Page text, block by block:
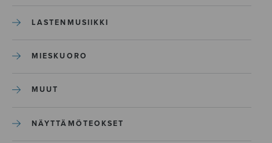
LASTENMUSIIKKI
MIESKUORO
MUUT
NÄYTTÄMÖTEOKSET